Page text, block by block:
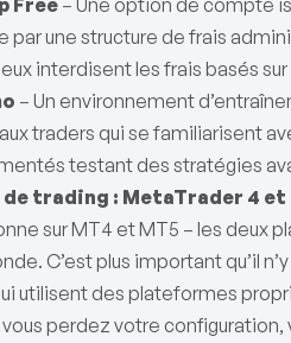
par une structure de frais
interdisent les frais basés
– Un environnement
traders qui se familiarisent
testant des stratégies
trading : MetaTrader 4
sur MT4 et MT5 – les deux
C’est plus important qu’il
utilisent des plateformes
perdez votre